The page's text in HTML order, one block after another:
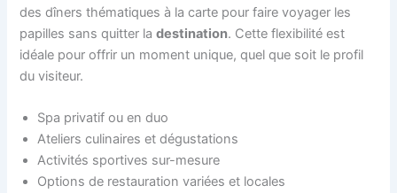
des dîners thématiques à la carte pour faire voyager les
papilles sans quitter ladestination. Cette flexibilité est
idéale pour offrir un moment unique, quel que soit le profil
du visiteur.
Spa privatif ou en duo
Ateliers culinaires et dégustations
Activités sportives sur-mesure
Options de restauration variées et locales